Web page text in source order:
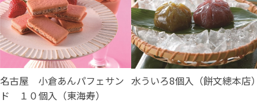
名古屋 小倉あんパフェサン
ド １０個入（東海寿）
水ういろ8個入（餅文總本店）